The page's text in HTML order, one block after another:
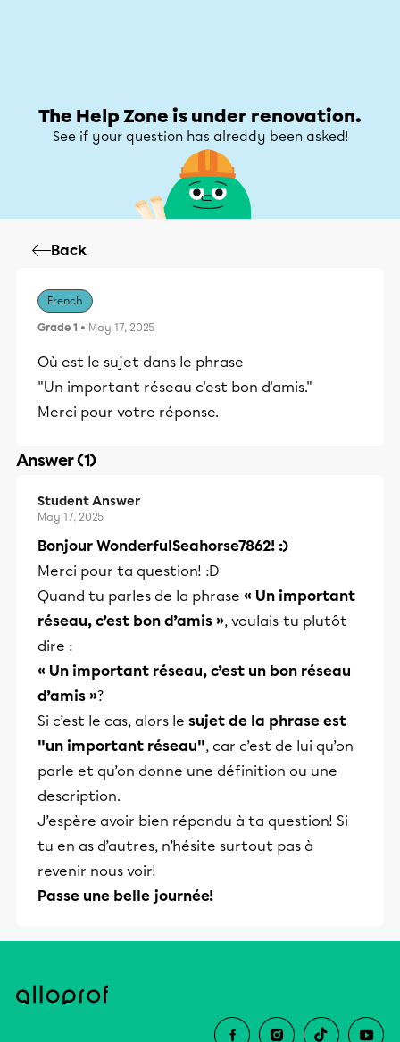
The Help Zone is under renovation.
See if your question has already been asked!
Back
French
Grade 1 • May 17, 2025
Où est le sujet dans le phrase
"Un important réseau c'est bon d'amis."
Merci pour votre réponse.
Answer (1)
Student Answer
May 17, 2025
Bonjour WonderfulSeahorse7862! :)
Merci pour ta question! :D
Quand tu parles de la phrase « Un important
réseau, c’est bon d’amis », voulais-tu plutôt
dire :
« Un important réseau, c’est un bon réseau
d’amis »?
Si c’est le cas, alors le sujet de la phrase est
"un important réseau", car c’est de lui qu’on
parle et qu’on donne une définition ou une
description.
J’espère avoir bien répondu à ta question! Si
tu en as d’autres, n’hésite surtout pas à
revenir nous voir!
Passe une belle journée!